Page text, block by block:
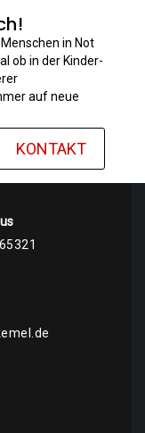
in Not
ob in der Kinder-
auf neue
KONTAKT